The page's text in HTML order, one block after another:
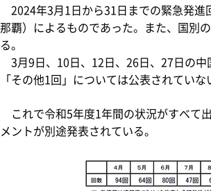
2024年3月1日から31日までの緊急発
那覇）によるものであった。また、国別
る。
3月9日、10日、12日、26日、27日の
「その他1回」については公表されていな
これで令和5年度1年間の状況がすべて
メントが別途発表されている。